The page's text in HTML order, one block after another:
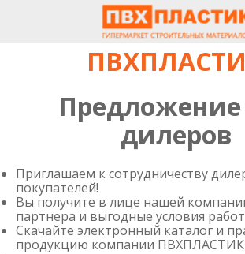
Предложение
дилеров
Приглашаем к сотрудничеству
покупателей!
Вы получите в лице нашей
партнера и выгодные условия
Скачайте электронный каталог и
продукцию компании ПВХПЛАСТИК